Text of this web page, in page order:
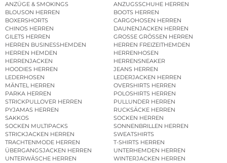
ANZÜGE & SMOKINGS
ANZUGSSCHUHE HERREN
BLOUSON HERREN
BOOTS HERREN
BOXERSHORTS
CARGOHOSEN HERREN
CHINOS HERREN
DAUNENJACKEN HERREN
GILETS HERREN
GROSSE GRÖSSEN HERREN
HERREN BUSINESSHEMDEN
HERREN FREIZEITHEMDEN
HERREN HEMDEN
HERRENHOSEN
HERRENJACKEN
HERRENSNEAKER
HOODIES HERREN
JEANS HERREN
LEDERHOSEN
LEDERJACKEN HERREN
MÄNTEL HERREN
OVERSHIRTS HERREN
PARKA HERREN
POLOSHIRTS HERREN
STRICKPULLOVER HERREN
PULLUNDER HERREN
PYJAMAS HERREN
RUCKSÄCKE HERREN
SAKKOS
SOCKEN HERREN
SOCKEN MULTIPACKS
SONNENBRILLEN HERREN
STRICKJACKEN HERREN
SWEATSHIRTS
TRACHTENMODE HERREN
T-SHIRTS HERREN
ÜBERGANGSJACKEN HERREN
UNTERHEMDEN HERREN
UNTERWÄSCHE HERREN
WINTERJACKEN HERREN